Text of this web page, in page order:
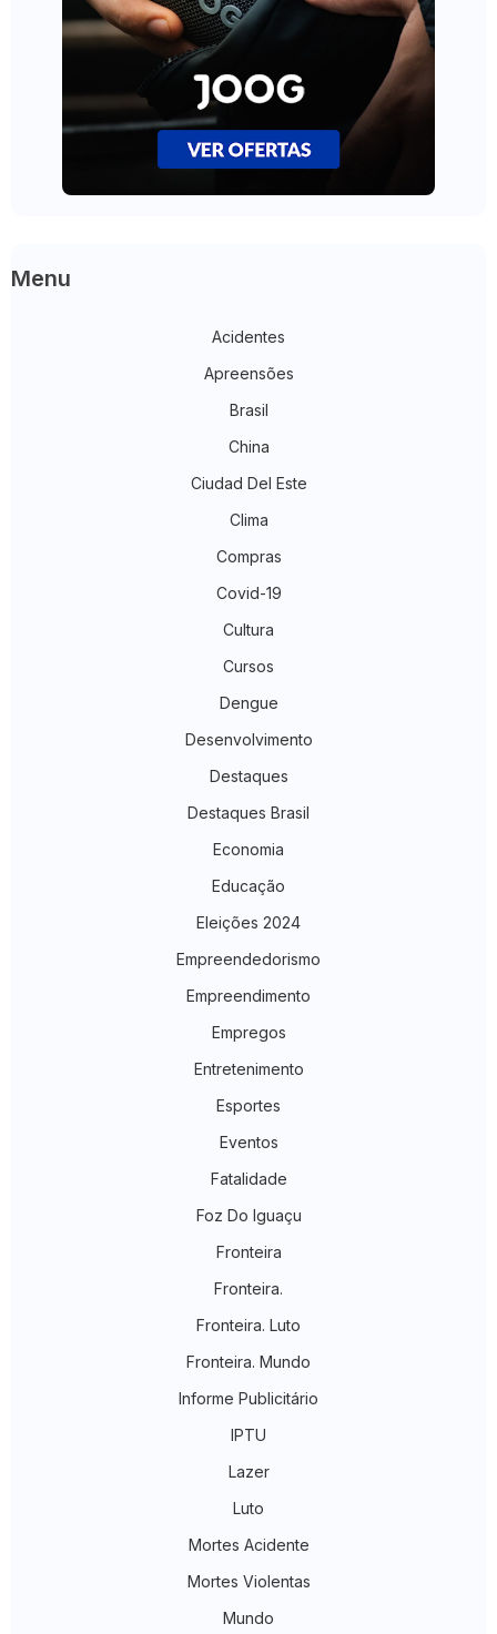
Menu
Acidentes
Apreensões
Brasil
China
Ciudad Del Este
Clima
Compras
Covid-19
Cultura
Cursos
Dengue
Desenvolvimento
Destaques
Destaques Brasil
Economia
Educação
Eleições 2024
Empreendedorismo
Empreendimento
Empregos
Entretenimento
Esportes
Eventos
Fatalidade
Foz Do Iguaçu
Fronteira
Fronteira.
Fronteira. Luto
Fronteira. Mundo
Informe Publicitário
IPTU
Lazer
Luto
Mortes Acidente
Mortes Violentas
Mundo